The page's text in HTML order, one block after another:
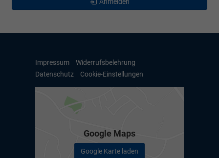
Impressum
Widerrufsbelehrung
Datenschutz
Cookie-Einstellungen
Google Maps
Google Karte laden